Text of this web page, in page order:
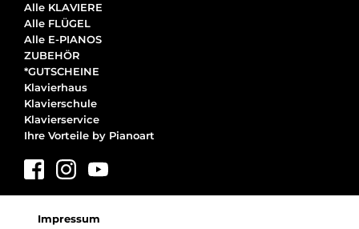
Alle KLAVIERE
Alle FLÜGEL
Alle E-PIANOS
ZUBEHÖR
*GUTSCHEINE
Klavierhaus
Klavierschule
Klavierservice
Ihre Vorteile by Pianoart
Impressum